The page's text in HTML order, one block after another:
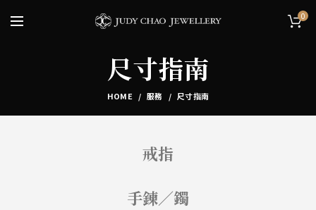
0
尺寸指南
HOME 服務 尺寸指南
戒指
手鍊／鐲